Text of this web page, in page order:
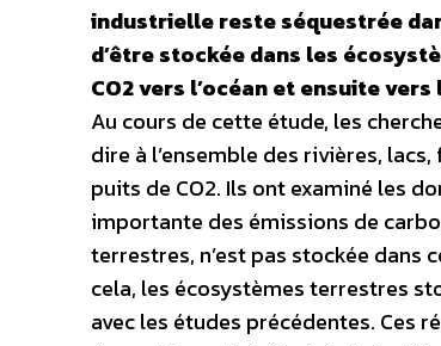
industrielle reste séquestrée
d’être stockée dans les
CO2 vers l’océan et ensuite
Au cours de cette étude, les
dire à l’ensemble des rivières,
puits de CO2. Ils ont examiné les
importante des émissions de
terrestres, n’est pas stockée dans
cela, les écosystèmes terrestres
avec les études précédentes. Ces